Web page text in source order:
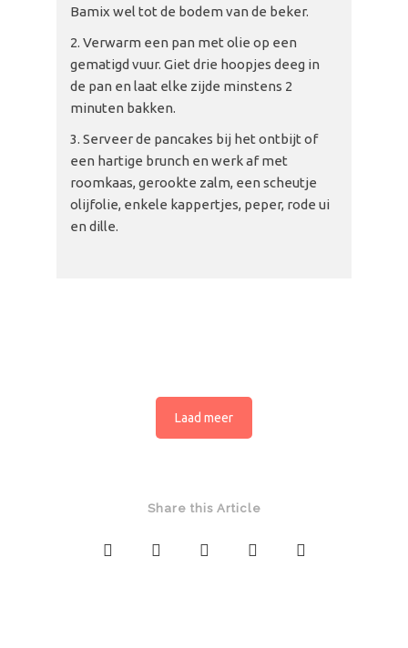
Bamix wel tot de bodem van de beker.
Verwarm een pan met olie op een
gematigd vuur. Giet drie hoopjes deeg in
de pan en laat elke zijde minstens 2
minuten bakken.
Serveer de pancakes bij het ontbijt of
een hartige brunch en werk af met
roomkaas, gerookte zalm, een scheutje
olijfolie, enkele kappertjes, peper, rode ui
en dille.
Laad meer
Share this Article